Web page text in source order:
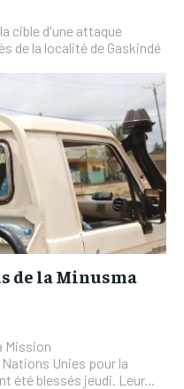
cible d'une attaque
de la localité de Gaskindé
de la Minusma
Mission
Unies pour la
été blessés jeudi. Leur...